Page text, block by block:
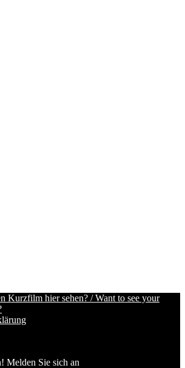
Kurzfilm hier sehen? / Want to see your
Melden Sie sich an